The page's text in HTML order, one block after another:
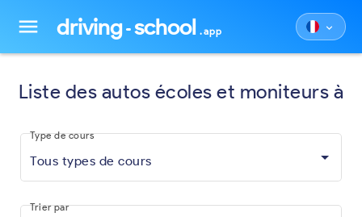
menu driving school .app keyboard_arrow_down
Liste des autos écoles et moniteurs à
Tous types de cours
Type de cours
Trier par